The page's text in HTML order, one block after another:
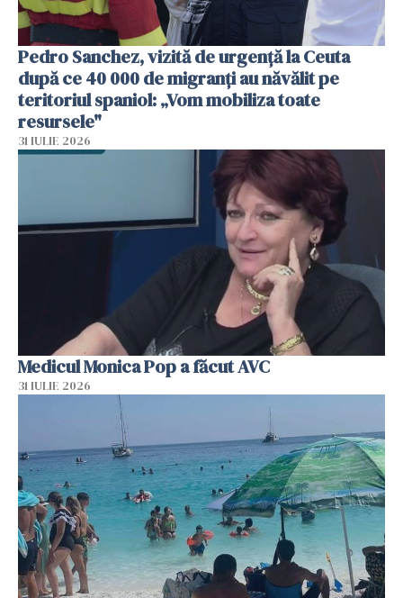
Pedro Sanchez, vizită de urgență la Ceuta
după ce 40 000 de migranți au năvălit pe
teritoriul spaniol: „Vom mobiliza toate
resursele"
31 IULIE 2026
Medicul Monica Pop a făcut AVC
31 IULIE 2026